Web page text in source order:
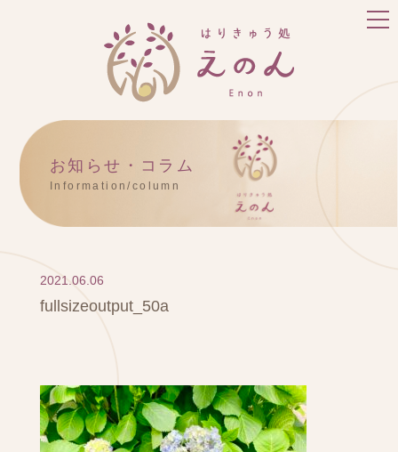
お知らせ・コラム
Information/column
2021.06.06
fullsizeoutput_50a